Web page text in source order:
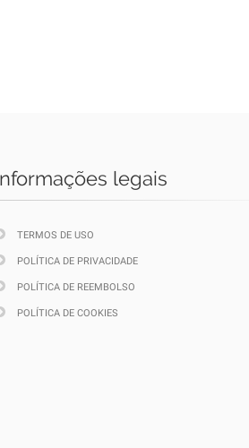
legais
TERMOS DE USO
POLÍTICA DE PRIVACIDADE
POLÍTICA DE REEMBOLSO
POLÍTICA DE COOKIES